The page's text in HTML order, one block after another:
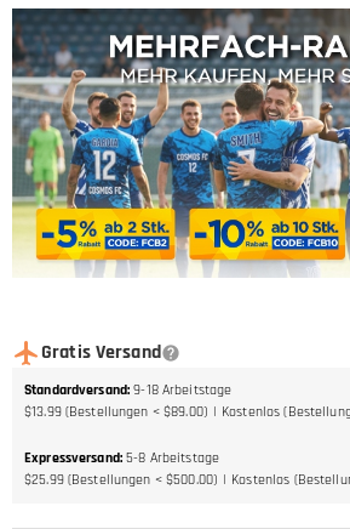
Gratis Versand
Standardversand: 9-18 Arbeitstage
$13.99 (Bestellungen < $89.00)
Kostenlos
Expressversand: 5-8 Arbeitstage
$25.99 (Bestellungen < $500.00)
Kostenlos